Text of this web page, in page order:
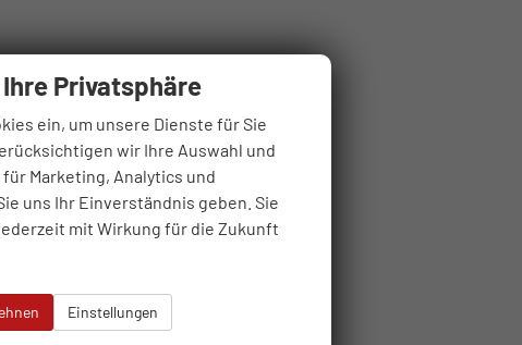
Privatsphäre
ein, um unsere Dienste für Sie
wir Ihre Auswahl und
Marketing, Analytics und
uns Ihr Einverständnis geben. Sie
mit Wirkung für die Zukunft
Einstellungen